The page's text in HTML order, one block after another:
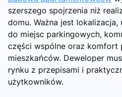
szerszego spojrzenia niż
domu. Ważna jest lokalizacja,
do miejsc parkingowych,
części wspólne oraz komfort
mieszkańców. Deweloper
rynku z przepisami i
użytkowników.